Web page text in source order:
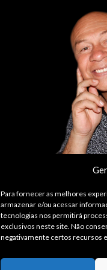
Para fornecer as melhores
armazenar e/ou acessar
tecnologias nos permitirá
exclusivos neste site. Não
negativamente certos recursos